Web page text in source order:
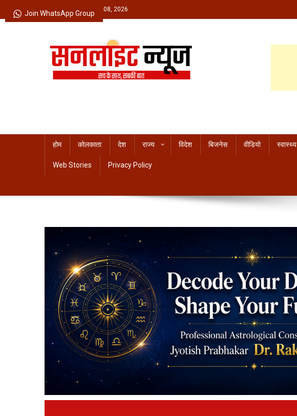
to
Saturday, August 08, 2026
होम कोलकाता देश राज्य विदेश बिजनेस वीडियो स्वास्थ्य
Web Stories Privacy Policy
Join WhatsApp Group